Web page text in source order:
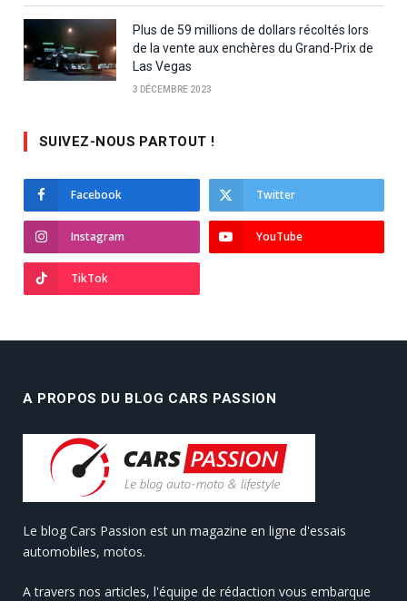
Plus de 59 millions de dollars récoltés lors
de la vente aux enchères du Grand-Prix de
Las Vegas
3 DÉCEMBRE 2023
SUIVEZ-NOUS PARTOUT !
Facebook Twitter
Instagram YouTube
TikTok
A PROPOS DU BLOG CARS PASSION
Le blog Cars Passion est un magazine en ligne d'essais
automobiles, motos.
A travers nos articles, l'équipe de rédaction vous embarque